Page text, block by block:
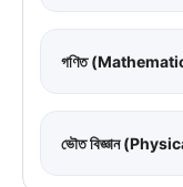
গণিত
ভৌত বিজ্ঞান